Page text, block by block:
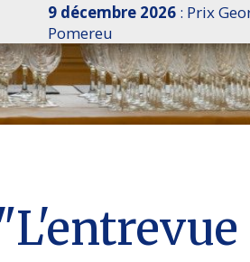
9 décembre 2026: Prix
Pomereu